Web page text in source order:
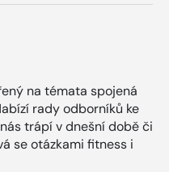
na témata spojená
rady odborníků ke
trápí v dnešní době či
se otázkami fitness i